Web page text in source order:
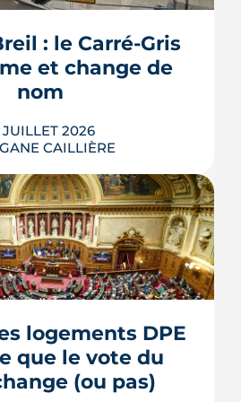
Distincts des
un contrat spécifique
: le Carré-Gris
et change de
nom
JUILLET 2026
CAILLIÈRE
du Breil-
d'un parking, est en
D'ici décembre,
au profit d'Aimée
et résistante.
L'ARTICLE
logements DPE
que le vote du
(ou pas)